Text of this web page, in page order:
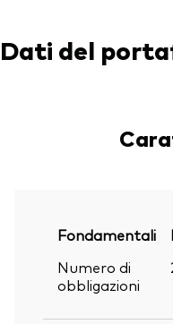
Dati del
Fondamentali
Numero di
obbligazioni